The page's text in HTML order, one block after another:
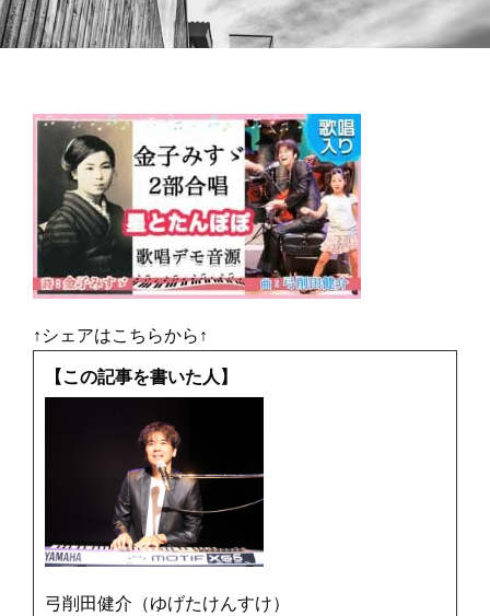
↑シェアはこちらから↑
【この記事を書いた人】
弓削田健介（ゆげたけんすけ）